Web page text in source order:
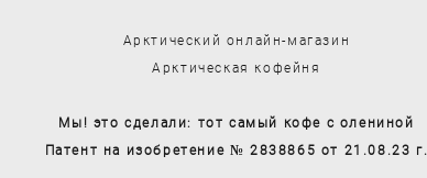
Арктический онлайн-магазин
Арктическая кофейня
Мы! это сделали: тот самый кофе с олениной
Патент на изобретение № 2838865 от 21.08.23 г.